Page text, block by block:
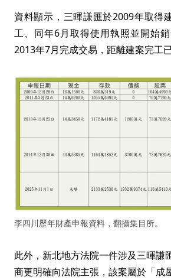
資料顯示，三暉謙匯於2009年取得
工、同年6月取得使用執照並開始
2013年7月完成交易，距離建案完工已
李四川歷年財產申報資料，翻攝集目所。
此外，新北地方法院一件涉及三暉謙
商更明確向法院主張，該案屬於「成